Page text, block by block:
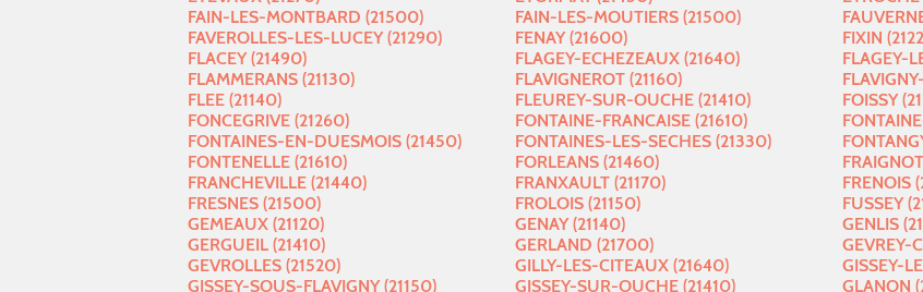
FAIN-LES-MONTBARD (21500)
FAIN-LES-MOUTIERS (21500)
FAVEROLLES-LES-LUCEY (21290)
FENAY (21600)
FIXIN
FLACEY (21490)
FLAGEY-ECHEZEAUX (21640)
FLAGEY-
FLAMMERANS (21130)
FLAVIGNEROT (21160)
FLEE (21140)
FLEUREY-SUR-OUCHE (21410)
FOISSY
FONCEGRIVE (21260)
FONTAINE-FRANCAISE (21610)
FONTAINES-EN-DUESMOIS (21450)
FONTAINES-LES-SECHES (21330)
FONTENELLE (21610)
FORLEANS (21460)
FRANCHEVILLE (21440)
FRANXAULT (21170)
FRENOIS
FRESNES (21500)
FROLOIS (21150)
FUSSEY
GEMEAUX (21120)
GENAY (21140)
GENLIS
GERGUEIL (21410)
GERLAND (21700)
GEVREY-
GEVROLLES (21520)
GILLY-LES-CITEAUX (21640)
GISSEY-
GISSEY-SOUS-FLAVIGNY (21150)
GISSEY-SUR-OUCHE (21410)
GLANON